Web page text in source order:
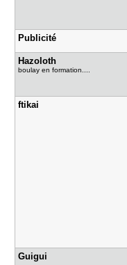
Publicité
Hazoloth
boulay en formation....
ftikai
Guigui